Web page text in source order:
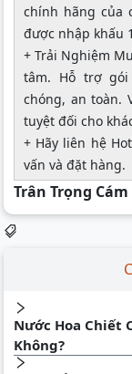
chính hãng của
được nhập khấu
+ Trải Nghiệm
tâm. Hỗ trợ
chóng, an toàn.
tuyệt đối cho
+ Hãy liên hệ
vấn và đặt hàng.
Trân Trọng Cám
Nước Hoa Chiết
Không?